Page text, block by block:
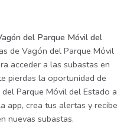
del Parque Móvil del
de Vagón del Parque Móvil
acceder a las subastas en
pierdas la oportunidad de
Parque Móvil del Estado a
app, crea tus alertas y recibe
nuevas subastas.